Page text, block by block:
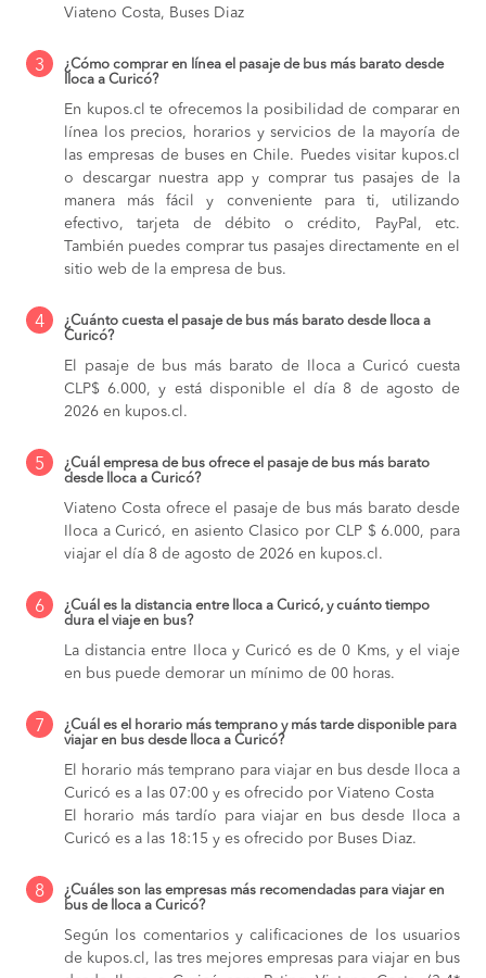
Viateno Costa, Buses Diaz
3
¿Cómo comprar en línea el pasaje de bus más barato desde
Iloca a Curicó?
En kupos.cl te ofrecemos la posibilidad de comparar en
línea los precios, horarios y servicios de la mayoría de
las empresas de buses en Chile. Puedes visitar kupos.cl
o descargar nuestra app y comprar tus pasajes de la
manera más fácil y conveniente para ti, utilizando
efectivo, tarjeta de débito o crédito, PayPal, etc.
También puedes comprar tus pasajes directamente en el
sitio web de la empresa de bus.
4
¿Cuánto cuesta el pasaje de bus más barato desde Iloca a
Curicó?
El pasaje de bus más barato de Iloca a Curicó cuesta
CLP$ 6.000, y está disponible el día 8 de agosto de
2026 en kupos.cl.
5
¿Cuál empresa de bus ofrece el pasaje de bus más barato
desde Iloca a Curicó?
Viateno Costa ofrece el pasaje de bus más barato desde
Iloca a Curicó, en asiento Clasico por CLP $ 6.000, para
viajar el día 8 de agosto de 2026 en kupos.cl.
6
¿Cuál es la distancia entre Iloca a Curicó, y cuánto tiempo
dura el viaje en bus?
La distancia entre Iloca y Curicó es de 0 Kms, y el viaje
en bus puede demorar un mínimo de 00 horas.
7
¿Cuál es el horario más temprano y más tarde disponible para
viajar en bus desde Iloca a Curicó?
El horario más temprano para viajar en bus desde Iloca a
Curicó es a las 07:00 y es ofrecido por Viateno Costa
El horario más tardío para viajar en bus desde Iloca a
Curicó es a las 18:15 y es ofrecido por Buses Diaz.
8
¿Cuáles son las empresas más recomendadas para viajar en
bus de Iloca a Curicó?
Según los comentarios y calificaciones de los usuarios
de kupos.cl, las tres mejores empresas para viajar en bus